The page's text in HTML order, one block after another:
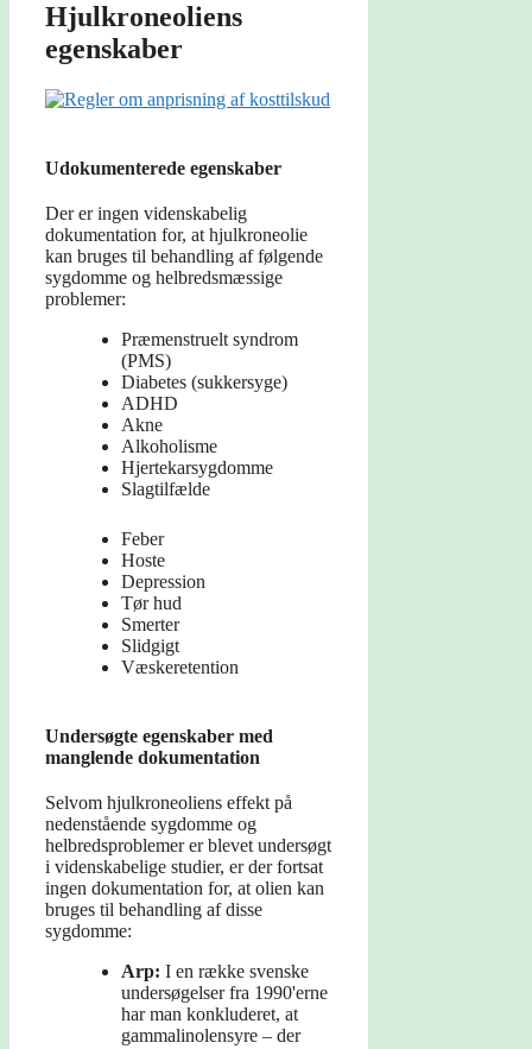
Hjulkroneoliens
egenskaber
Udokumenterede egenskaber
Der er ingen videnskabelig
dokumentation for, at hjulkroneolie
kan bruges til behandling af følgende
sygdomme og helbredsmæssige
problemer:
Præmenstruelt syndrom
(PMS)
Diabetes (sukkersyge)
ADHD
Akne
Alkoholisme
Hjertekarsygdomme
Slagtilfælde
Feber
Hoste
Depression
Tør hud
Smerter
Slidgigt
Væskeretention
Undersøgte egenskaber med
manglende dokumentation
Selvom hjulkroneoliens effekt på
nedenstående sygdomme og
helbredsproblemer er blevet undersøgt
i videnskabelige studier, er der fortsat
ingen dokumentation for, at olien kan
bruges til behandling af disse
sygdomme:
Arp: I en række svenske
undersøgelser fra 1990'erne
har man konkluderet, at
gammalinolensyre – der